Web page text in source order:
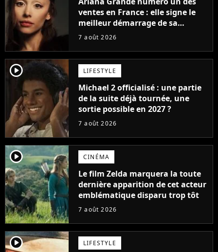
ventes en France : elle signe le
meilleur démarrage de sa
carrière avec son album Petal
7 août 2026
player2 LIFESTYLE
Michael 2 officialisé : une partie
de la suite déjà tournée, une
sortie possible en 2027 ?
7 août 2026
player2 CINÉMA
Le film Zelda marquera la toute
dernière apparition de cet acteur
emblématique disparu trop tôt
7 août 2026
player2 LIFESTYLE